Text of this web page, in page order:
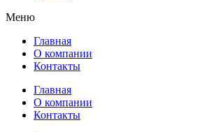
Меню
Главная
О компании
Контакты
Главная
О компании
Контакты